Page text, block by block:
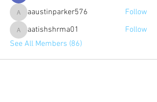
aaustinparker576
aaustinparker576 Follow
aatishshrma01
aatishshrma01
Follow
See All Members (86)